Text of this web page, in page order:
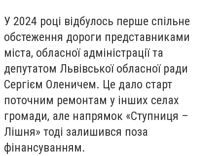
У 2024 році відбулось перше спільне
обстеження дороги представниками
міста, обласної адміністрації та
депутатом Львівської обласної ради
Сергієм Оленичем. Це дало старт
поточним ремонтам у інших селах
громади, але напрямок «Ступниця –
Лішня» тоді залишився поза
фінансуванням.